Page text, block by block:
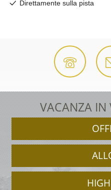
VACANZA IN